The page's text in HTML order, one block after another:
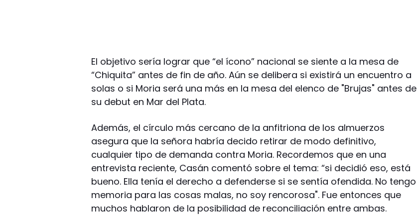
El objetivo sería lograr que “el ícono” nacional se siente a la mesa de
“Chiquita” antes de fin de año. Aún se delibera si existirá un encuentro a
solas o si Moria será una más en la mesa del elenco de "Brujas" antes de
su debut en Mar del Plata.
Además, el círculo más cercano de la anfitriona de los almuerzos
asegura que la señora habría decido retirar de modo definitivo,
cualquier tipo de demanda contra Moria. Recordemos que en una
entrevista reciente, Casán comentó sobre el tema: “si decidió eso, está
bueno. Ella tenía el derecho a defenderse si se sentía ofendida. No tengo
memoria para las cosas malas, no soy rencorosa". Fue entonces que
muchos hablaron de la posibilidad de reconciliación entre ambas.